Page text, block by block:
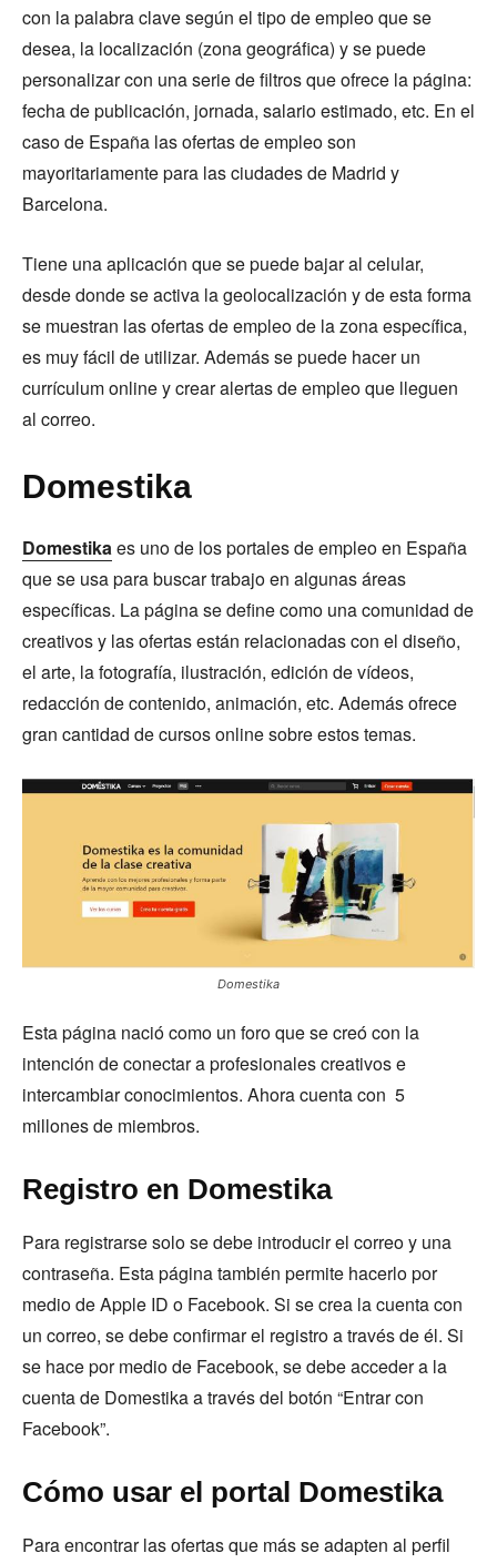
con la palabra clave según el tipo de empleo que se
desea, la localización (zona geográfica) y se puede
personalizar con una serie de filtros que ofrece la página:
fecha de publicación, jornada, salario estimado, etc. En el
caso de España las ofertas de empleo son
mayoritariamente para las ciudades de Madrid y
Barcelona.
Tiene una aplicación que se puede bajar al celular,
desde donde se activa la geolocalización y de esta forma
se muestran las ofertas de empleo de la zona específica,
es muy fácil de utilizar. Además se puede hacer un
currículum online y crear alertas de empleo que lleguen
al correo.
Domestika
Domestikaes uno de los portales de empleo en España
que se usa para buscar trabajo en algunas áreas
específicas. La página se define como una comunidad de
creativos y las ofertas están relacionadas con el diseño,
el arte, la fotografía, ilustración, edición de vídeos,
redacción de contenido, animación, etc. Además ofrece
gran cantidad de cursos online sobre estos temas.
Domestika
Esta página nació como un foro que se creó con la
intención de conectar a profesionales creativos e
intercambiar conocimientos. Ahora cuenta con 5
millones de miembros.
Registro en Domestika
Para registrarse solo se debe introducir el correo y una
contraseña. Esta página también permite hacerlo por
medio de Apple ID o Facebook. Si se crea la cuenta con
un correo, se debe confirmar el registro a través de él. Si
se hace por medio de Facebook, se debe acceder a la
cuenta de Domestika a través del botón “Entrar con
Facebook”.
Cómo usar el portal Domestika
Para encontrar las ofertas que más se adapten al perfil